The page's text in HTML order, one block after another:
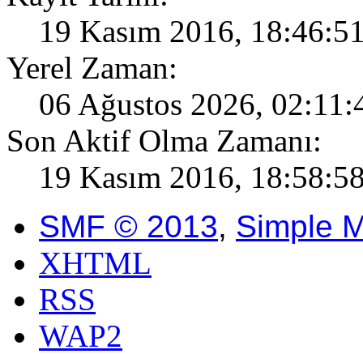
19 Kasım 2016,
Yerel Zaman:
06 Ağustos 2026,
Son Aktif Olma Zamanı:
19 Kasım 2016,
SMF © 2013, Simple
XHTML
RSS
WAP2